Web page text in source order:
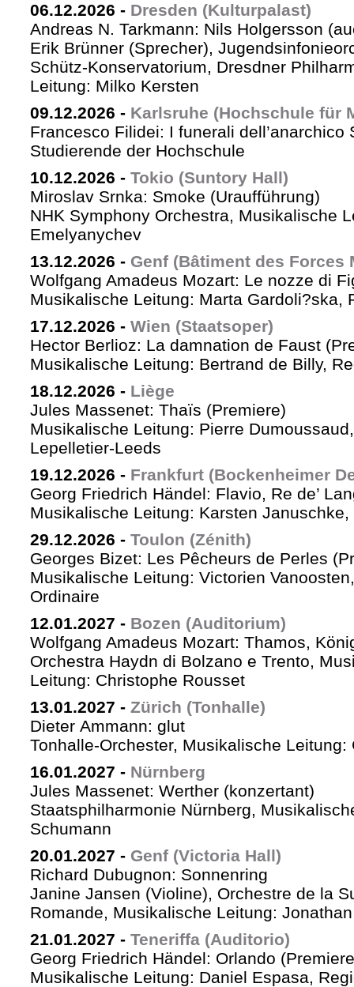
06.12.2026 - Dresden (Kulturpalast)
Andreas N. Tarkmann: Nils Holgersson
Erik Brünner (Sprecher),
Schütz-Konservatorium, Dresdner
Leitung: Milko Kersten
09.12.2026 - Karlsruhe (Hochschule für
Francesco Filidei: I funerali dell’anarchico
Studierende der Hochschule
10.12.2026 - Tokio (Suntory Hall)
Miroslav Srnka: Smoke (Uraufführung)
NHK Symphony Orchestra, Musikalische
Emelyanychev
13.12.2026 - Genf (Bâtiment des Forces
Wolfgang Amadeus Mozart: Le nozze di
Musikalische Leitung: Marta Gardoli?ska,
17.12.2026 - Wien (Staatsoper)
Hector Berlioz: La damnation de Faust
Musikalische Leitung: Bertrand de Billy,
18.12.2026 - Liège
Jules Massenet: Thaïs (Premiere)
Musikalische Leitung: Pierre
Lepelletier-Leeds
19.12.2026 - Frankfurt (Bockenheimer
Georg Friedrich Händel: Flavio, Re de’
Musikalische Leitung: Karsten
29.12.2026 - Toulon (Zénith)
Georges Bizet: Les Pêcheurs de Perles
Musikalische Leitung: Victorien
Ordinaire
12.01.2027 - Bozen (Auditorium)
Wolfgang Amadeus Mozart: Thamos,
Orchestra Haydn di Bolzano e Trento,
Leitung: Christophe Rousset
13.01.2027 - Zürich (Tonhalle)
Dieter Ammann: glut
Tonhalle-Orchester, Musikalische Leitung:
16.01.2027 - Nürnberg
Jules Massenet: Werther (konzertant)
Staatsphilharmonie Nürnberg,
Schumann
20.01.2027 - Genf (Victoria Hall)
Richard Dubugnon: Sonnenring
Janine Jansen (Violine), Orchestre de la
Romande, Musikalische Leitung:
21.01.2027 - Teneriffa (Auditorio)
Georg Friedrich Händel: Orlando
Musikalische Leitung: Daniel Espasa,